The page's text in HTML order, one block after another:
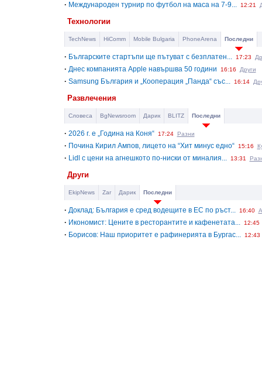
· Международен турнир по футбол на маса на 7-9... 12:21
Технологии
TechNews HiComm Mobile Bulgaria PhoneArena Последни
· Българските стартъпи ще пътуват с безплатен... 17:23
· Днес компанията Apple навършва 50 години 16:16 Други
· Samsung България и „Кооперация „Панда“ със... 16:14
Развлечения
Словеса BgNewsroom Дарик BLITZ Последни
· 2026 г. е „Година на Коня“ 17:24 Разни
· Почина Кирил Ампов, лицето на “Хит минус едно“ 15:16
· Lidl с цени на агнешкото по-ниски от миналия... 13:31
Други
EkipNews Zar Дарик Последни
· Доклад: България е сред водещите в ЕС по ръст... 16:40
· Икономист: Цените в ресторантите и кафенетата... 12:45
· Борисов: Наш приоритет е рафинерията в Бургас... 12:43